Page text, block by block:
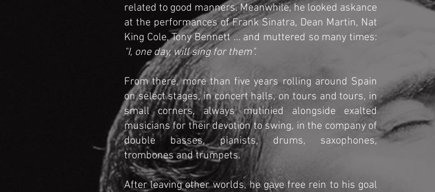
related to good manners. Meanwhile, he looked askance
at the performances of Frank Sinatra, Dean Martin, Nat
King Cole, Tony Bennett ... and muttered so many times:
"I, one day, will sing for them".
From there, more than five years rolling around Spain
on select stages, in concert halls, on tours and tours, in
small corners, always mutinied alongside exalted
musicians for their devotion to swing, in the company of
double basses, pianists, drums, saxophones,
trombones and trumpets.
After leaving other worlds, he gave free rein to his goal